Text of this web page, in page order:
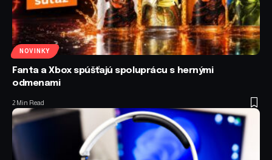
NOVINKY
Fanta a Xbox spúšťajú spoluprácu s hernými
odmenami
2 Min Read